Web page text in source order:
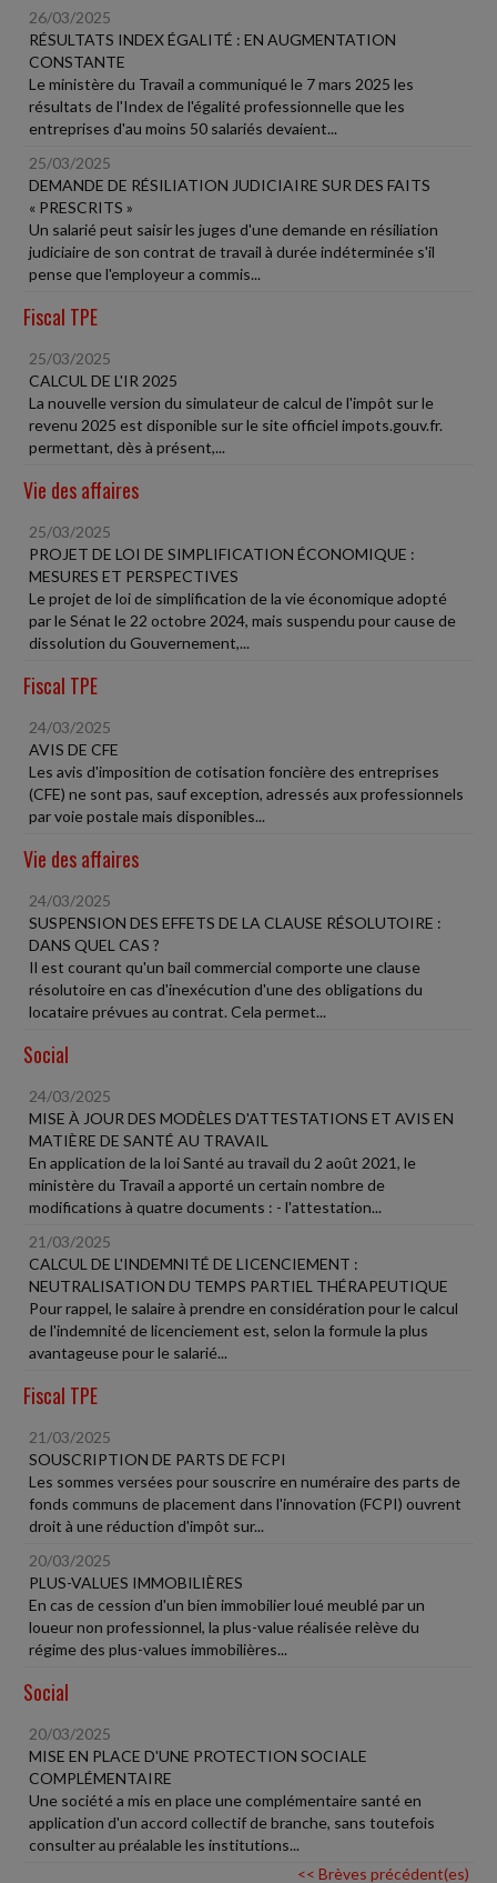
26/03/2025
RÉSULTATS INDEX ÉGALITÉ : EN AUGMENTATION
CONSTANTE
Le ministère du Travail a communiqué le 7 mars 2025 les
résultats de l'Index de l'égalité professionnelle que les
entreprises d'au moins 50 salariés devaient...
25/03/2025
DEMANDE DE RÉSILIATION JUDICIAIRE SUR DES FAITS
« PRESCRITS »
Un salarié peut saisir les juges d'une demande en résiliation
judiciaire de son contrat de travail à durée indéterminée s'il
pense que l'employeur a commis...
Fiscal TPE
25/03/2025
CALCUL DE L'IR 2025
La nouvelle version du simulateur de calcul de l'impôt sur le
revenu 2025 est disponible sur le site officiel impots.gouv.fr.
permettant, dès à présent,...
Vie des affaires
25/03/2025
PROJET DE LOI DE SIMPLIFICATION ÉCONOMIQUE :
MESURES ET PERSPECTIVES
Le projet de loi de simplification de la vie économique adopté
par le Sénat le 22 octobre 2024, mais suspendu pour cause de
dissolution du Gouvernement,...
Fiscal TPE
24/03/2025
AVIS DE CFE
Les avis d'imposition de cotisation foncière des entreprises
(CFE) ne sont pas, sauf exception, adressés aux professionnels
par voie postale mais disponibles...
Vie des affaires
24/03/2025
SUSPENSION DES EFFETS DE LA CLAUSE RÉSOLUTOIRE :
DANS QUEL CAS ?
Il est courant qu'un bail commercial comporte une clause
résolutoire en cas d'inexécution d'une des obligations du
locataire prévues au contrat. Cela permet...
Social
24/03/2025
MISE À JOUR DES MODÈLES D'ATTESTATIONS ET AVIS EN
MATIÈRE DE SANTÉ AU TRAVAIL
En application de la loi Santé au travail du 2 août 2021, le
ministère du Travail a apporté un certain nombre de
modifications à quatre documents : - l'attestation...
21/03/2025
CALCUL DE L'INDEMNITÉ DE LICENCIEMENT :
NEUTRALISATION DU TEMPS PARTIEL THÉRAPEUTIQUE
Pour rappel, le salaire à prendre en considération pour le calcul
de l'indemnité de licenciement est, selon la formule la plus
avantageuse pour le salarié...
Fiscal TPE
21/03/2025
SOUSCRIPTION DE PARTS DE FCPI
Les sommes versées pour souscrire en numéraire des parts de
fonds communs de placement dans l'innovation (FCPI) ouvrent
droit à une réduction d'impôt sur...
20/03/2025
PLUS-VALUES IMMOBILIÈRES
En cas de cession d'un bien immobilier loué meublé par un
loueur non professionnel, la plus-value réalisée relève du
régime des plus-values immobilières...
Social
20/03/2025
MISE EN PLACE D'UNE PROTECTION SOCIALE
COMPLÉMENTAIRE
Une société a mis en place une complémentaire santé en
application d'un accord collectif de branche, sans toutefois
consulter au préalable les institutions...
<< Brèves précédent(es)